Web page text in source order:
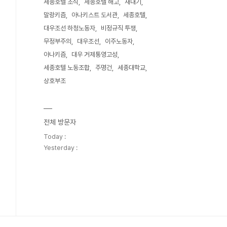
세종호텔 조식 세종호텔 해고
새내기
말랑키즘
아나키스트 도서관
세종호텔
대우조선 하청노동자
비정규직 투쟁
무정부주의
대우조선
이주노동자
아나키즘
대우 거제통영고성
세종호텔 노동조합
주명건
세종대학교
상호부조
전체 방문자
Today :
Yesterday :